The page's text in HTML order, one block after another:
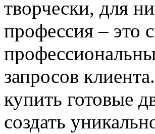
творчески, для
профессия – это
запросов
купить готовые
создать